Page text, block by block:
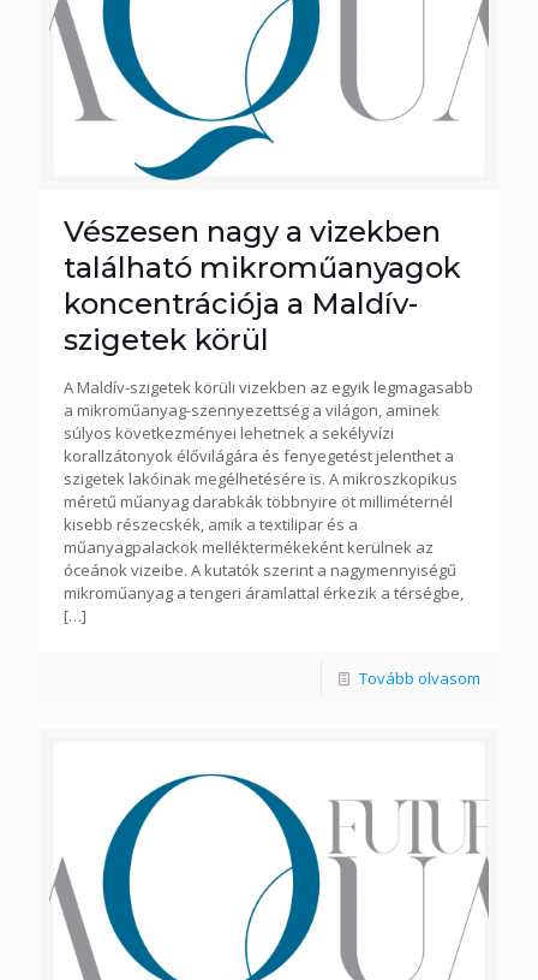
Vészesen nagy a vizekben
található mikroműanyagok
koncentrációja a Maldív-
szigetek körül
A Maldív-szigetek körüli vizekben az egyik legmagasabb
a mikroműanyag-szennyezettség a világon, aminek
súlyos következményei lehetnek a sekélyvízi
korallzátonyok élővilágára és fenyegetést jelenthet a
szigetek lakóinak megélhetésére is. A mikroszkopikus
méretű műanyag darabkák többnyire öt milliméternél
kisebb részecskék, amik a textilipar és a
műanyagpalackok melléktermékeként kerülnek az
óceánok vizeibe. A kutatók szerint a nagymennyiségű
mikroműanyag a tengeri áramlattal érkezik a térségbe,
[…]
Tovább olvasom